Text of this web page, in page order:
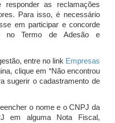
as reclamações
Para isso, é necessário
em participar e concorde
no Termo de Adesão e
entre no link Empresas
clique em “Não encontrou
sugerir o cadastramento de
o nome e o CNPJ da
em alguma Nota Fiscal,